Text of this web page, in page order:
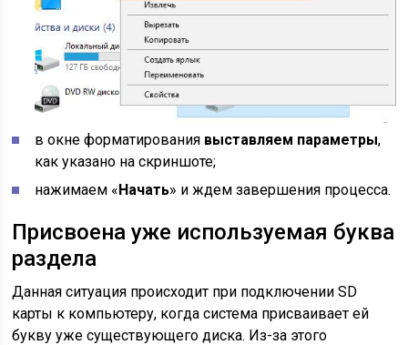
в окне форматирования выставляем параметры,
как указано на скриншоте;
нажимаем «Начать» и ждем завершения процесса.
Присвоена уже используемая буква
раздела
Данная ситуация происходит при подключении SD
карты к компьютеру, когда система присваивает ей
букву уже существующего диска. Из-за этого